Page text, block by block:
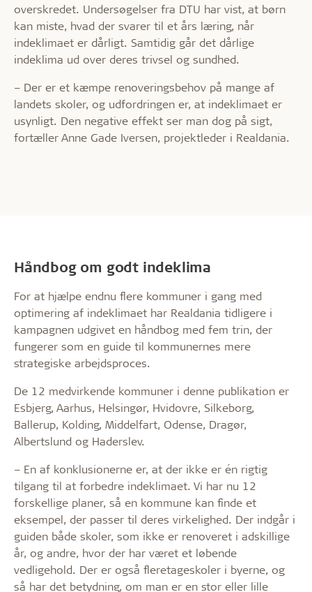
overskredet. Undersøgelser fra DTU har vist, at børn
kan miste, hvad der svarer til et års læring, når
indeklimaet er dårligt. Samtidig går det dårlige
indeklima ud over deres trivsel og sundhed.
– Der er et kæmpe renoveringsbehov på mange af
landets skoler, og udfordringen er, at indeklimaet er
usynligt. Den negative effekt ser man dog på sigt,
fortæller Anne Gade Iversen, projektleder i Realdania.
Håndbog om godt indeklima
For at hjælpe endnu flere kommuner i gang med
optimering af indeklimaet har Realdania tidligere i
kampagnen udgivet en håndbog med fem trin, der
fungerer som en guide til kommunernes mere
strategiske arbejdsproces.
De 12 medvirkende kommuner i denne publikation er
Esbjerg, Aarhus, Helsingør, Hvidovre, Silkeborg,
Ballerup, Kolding, Middelfart, Odense, Dragør,
Albertslund og Haderslev.
– En af konklusionerne er, at der ikke er én rigtig
tilgang til at forbedre indeklimaet. Vi har nu 12
forskellige planer, så en kommune kan finde et
eksempel, der passer til deres virkelighed. Der indgår i
guiden både skoler, som ikke er renoveret i adskillige
år, og andre, hvor der har været et løbende
vedligehold. Der er også fleretageskoler i byerne, og
så har det betydning, om man er en stor eller lille